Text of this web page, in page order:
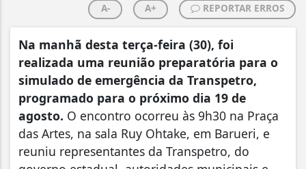
A- A+ REPORTAR ERROS
Na manhã desta terça-feira (30), foi
realizada uma reunião preparatória para o
simulado de emergência da Transpetro,
programado para o próximo dia 19 de
agosto. O encontro ocorreu às 9h30 na Praça
das Artes, na sala Ruy Ohtake, em Barueri, e
reuniu representantes da Transpetro, do